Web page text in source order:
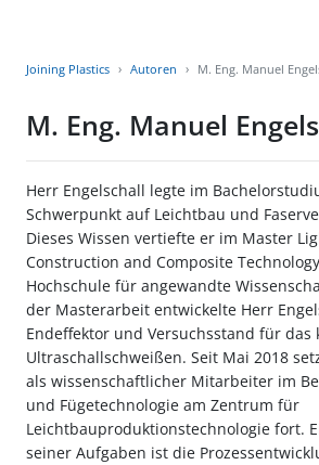
Joining Plastics Autoren M. Eng. Manuel
M. Eng. Manuel
Herr Engelschall legte im
Schwerpunkt auf Leichtbau und
Dieses Wissen vertiefte er im Master
Construction and Composite
Hochschule für angewandte
der Masterarbeit entwickelte Herr
Endeffektor und Versuchsstand für
Ultraschallschweißen. Seit Mai 2018
als wissenschaftlicher Mitarbeiter im
und Fügetechnologie am Zentrum für
Leichtbauproduktionstechnologie fort.
seiner Aufgaben ist die